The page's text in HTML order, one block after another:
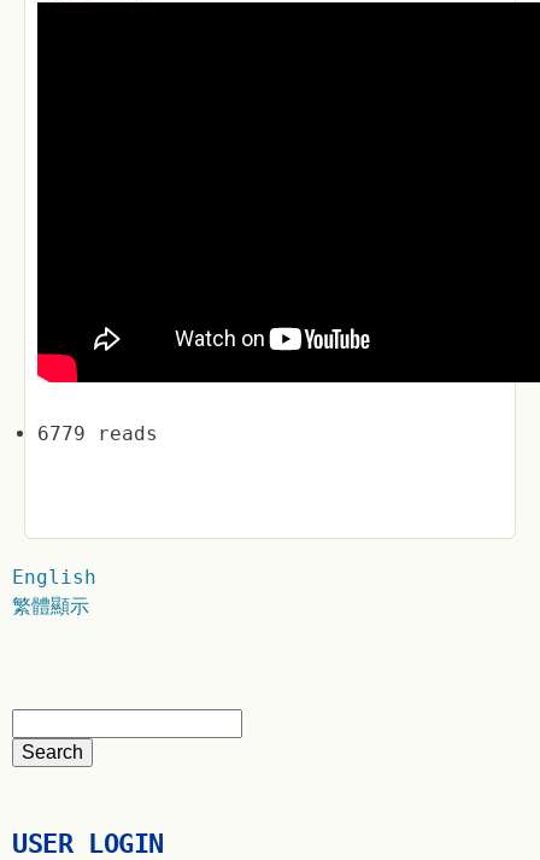
6779 reads
English
繁體顯示
USER LOGIN